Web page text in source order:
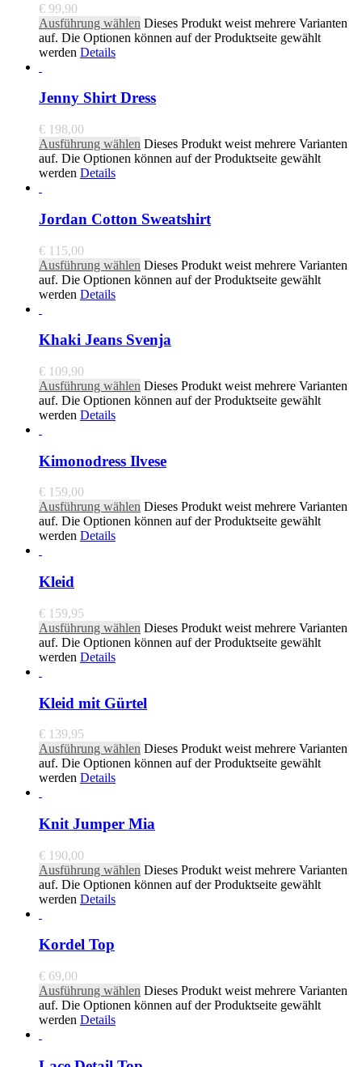
€ 99,90
Ausführung wählen Dieses Produkt weist mehrere Varianten
auf. Die Optionen können auf der Produktseite gewählt
werden Details
Jenny Shirt Dress
€ 198,00
Ausführung wählen Dieses Produkt weist mehrere Varianten
auf. Die Optionen können auf der Produktseite gewählt
werden Details
Jordan Cotton Sweatshirt
€ 115,00
Ausführung wählen Dieses Produkt weist mehrere Varianten
auf. Die Optionen können auf der Produktseite gewählt
werden Details
Khaki Jeans Svenja
€ 109,90
Ausführung wählen Dieses Produkt weist mehrere Varianten
auf. Die Optionen können auf der Produktseite gewählt
werden Details
Kimonodress Ilvese
€ 159,00
Ausführung wählen Dieses Produkt weist mehrere Varianten
auf. Die Optionen können auf der Produktseite gewählt
werden Details
Kleid
€ 159,95
Ausführung wählen Dieses Produkt weist mehrere Varianten
auf. Die Optionen können auf der Produktseite gewählt
werden Details
Kleid mit Gürtel
€ 139,95
Ausführung wählen Dieses Produkt weist mehrere Varianten
auf. Die Optionen können auf der Produktseite gewählt
werden Details
Knit Jumper Mia
€ 190,00
Ausführung wählen Dieses Produkt weist mehrere Varianten
auf. Die Optionen können auf der Produktseite gewählt
werden Details
Kordel Top
€ 69,00
Ausführung wählen Dieses Produkt weist mehrere Varianten
auf. Die Optionen können auf der Produktseite gewählt
werden Details